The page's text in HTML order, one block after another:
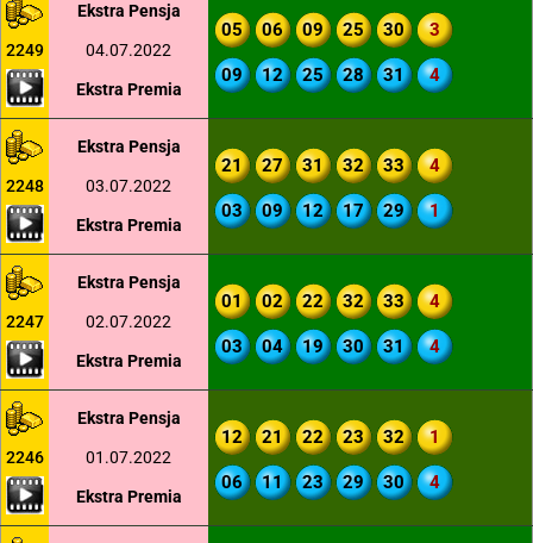
2249
Ekstra Pensja
04.07.2022
Ekstra Premia
05 06 09 25 30 3
09 12 25 28 31 4
2248
Ekstra Pensja
03.07.2022
Ekstra Premia
21 27 31 32 33 4
03 09 12 17 29 1
2247
Ekstra Pensja
02.07.2022
Ekstra Premia
01 02 22 32 33 4
03 04 19 30 31 4
2246
Ekstra Pensja
01.07.2022
Ekstra Premia
12 21 22 23 32 1
06 11 23 29 30 4